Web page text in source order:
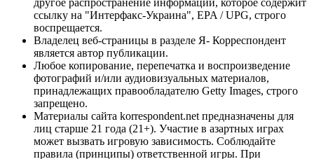
ссылку на "Интерфакс-Украина", EPA / UPG, строго
воспрещается.
Владелец веб-страницы в разделе Я- Корреспондент
является автор публикации.
Любое копирование, перепечатка и воспроизведение
фотографий и/или аудиовизуальных материалов,
принадлежащих правообладателю Getty Images, строго
запрещено.
Материалы сайта korrespondent.net предназначены для
лиц старше 21 года (21+). Участие в азартных играх
может вызвать игровую зависимость. Соблюдайте
правила (принципы) ответственной игры. При